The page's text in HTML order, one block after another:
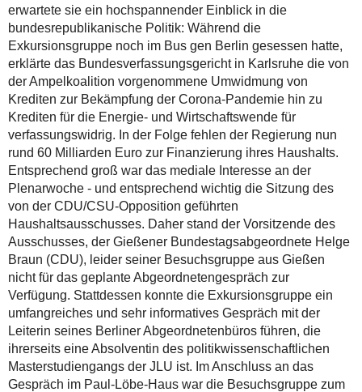
erwartete sie ein hochspannender Einblick in die
bundesrepublikanische Politik: Während die
Exkursionsgruppe noch im Bus gen Berlin gesessen hatte,
erklärte das Bundesverfassungsgericht in Karlsruhe die von
der Ampelkoalition vorgenommene Umwidmung von
Krediten zur Bekämpfung der Corona-Pandemie hin zu
Krediten für die Energie- und Wirtschaftswende für
verfassungswidrig. In der Folge fehlen der Regierung nun
rund 60 Milliarden Euro zur Finanzierung ihres Haushalts.
Entsprechend groß war das mediale Interesse an der
Plenarwoche - und entsprechend wichtig die Sitzung des
von der CDU/CSU-Opposition geführten
Haushaltsausschusses. Daher stand der Vorsitzende des
Ausschusses, der Gießener Bundestagsabgeordnete Helge
Braun (CDU), leider seiner Besuchsgruppe aus Gießen
nicht für das geplante Abgeordnetengespräch zur
Verfügung. Stattdessen konnte die Exkursionsgruppe ein
umfangreiches und sehr informatives Gespräch mit der
Leiterin seines Berliner Abgeordnetenbüros führen, die
ihrerseits eine Absolventin des politikwissenschaftlichen
Masterstudiengangs der JLU ist. Im Anschluss an das
Gespräch im Paul-Löbe-Haus war die Besuchsgruppe zum